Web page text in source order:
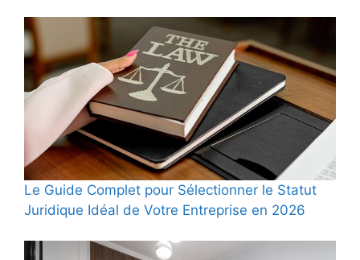
Le Guide Complet pour Sélectionner le Statut
Juridique Idéal de Votre Entreprise en 2026